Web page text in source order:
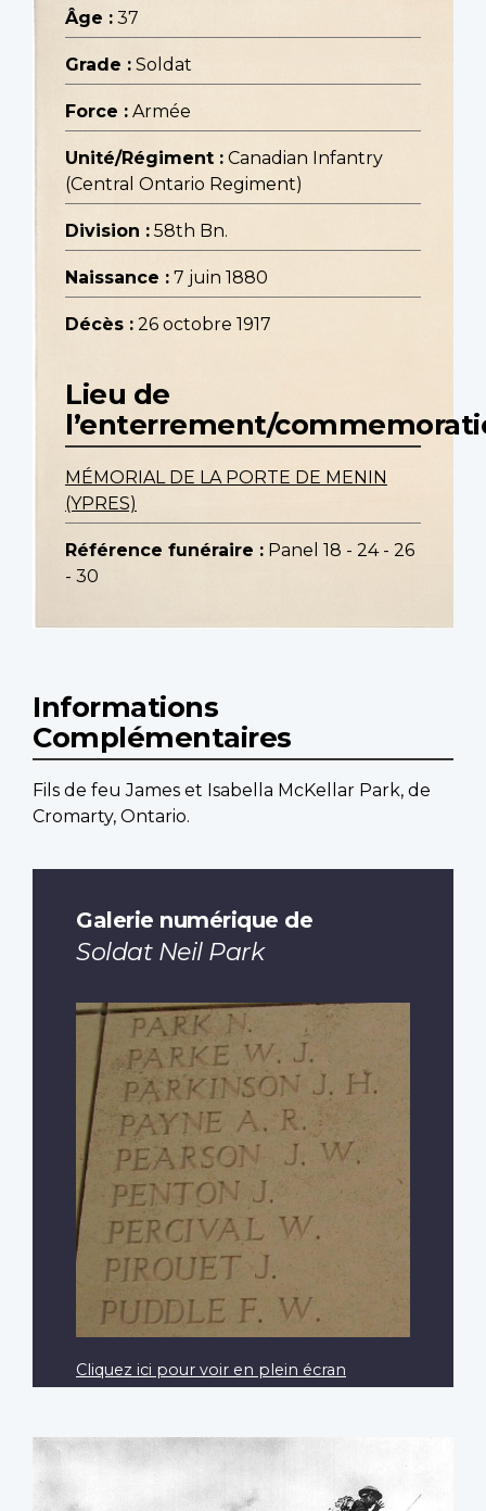
Âge : 37
Grade : Soldat
Force : Armée
Unité/Régiment : Canadian Infantry
(Central Ontario Regiment)
Division : 58th Bn.
Naissance : 7 juin 1880
Décès : 26 octobre 1917
Lieu de
l’enterrement/
MÉMORIAL DE LA PORTE DE MENIN
(YPRES)
Référence funéraire : Panel 18 - 24 - 26
- 30
Informations
Complémentaires
Fils de feu James et Isabella McKellar Park, de
Cromarty, Ontario.
Galerie numérique de
Soldat Neil Park
Cliquez ici pour voir en plein écran